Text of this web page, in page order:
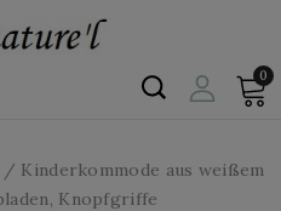
0
Kinderkommode aus weißem
Knopfgriffe